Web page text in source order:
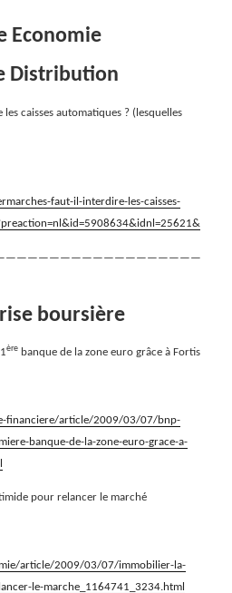
Economie
Distribution
caisses automatiques ? (lesquelles
faut-il-interdire-les-caisses-
boursière
ère banque de la zone euro grâce à Fortis
financiere/article/2009/03/07/bnp-
banque-de-la-zone-euro-grace-a-
pour relancer le marché
article/2009/03/07/immobilier-la-
le-marche_1164741_3234.html